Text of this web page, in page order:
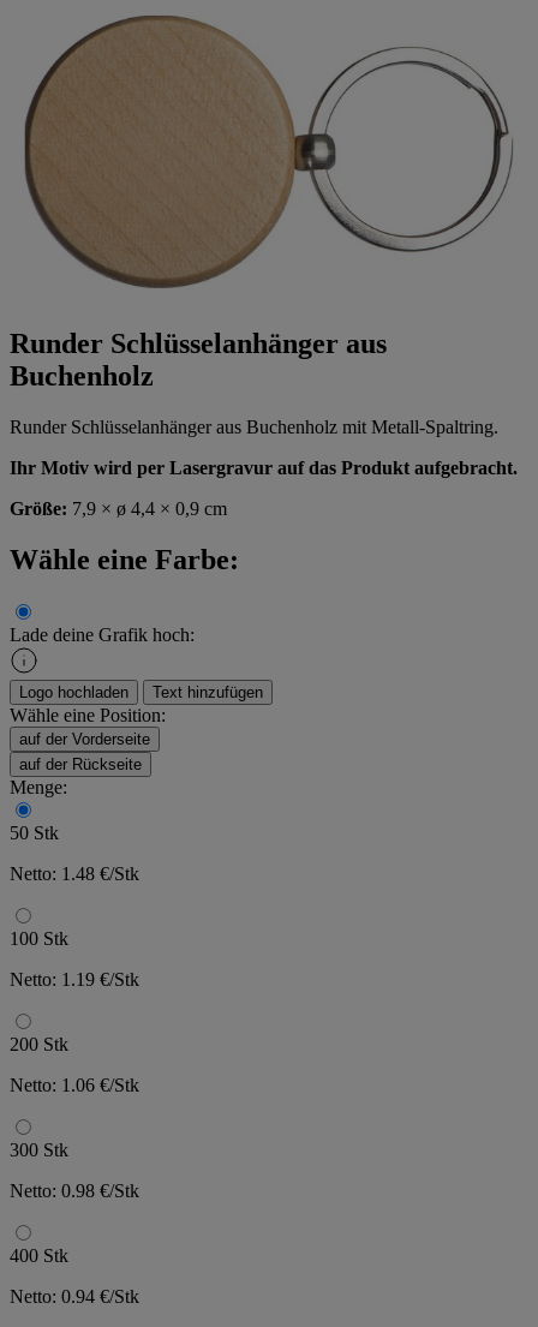
Runder Schlüsselanhänger aus
Buchenholz
Runder Schlüsselanhänger aus Buchenholz mit Metall-Spaltring.
Ihr Motiv wird per Lasergravur auf das Produkt aufgebracht.
Größe: 7,9 × ø 4,4 × 0,9 cm
Wähle eine Farbe:
Lade deine Grafik hoch:
Logo hochladen Text hinzufügen
Wähle eine Position:
auf der Vorderseite
auf der Rückseite
Menge:
50 Stk
Netto: 1.48 €/Stk
100 Stk
Netto: 1.19 €/Stk
200 Stk
Netto: 1.06 €/Stk
300 Stk
Netto: 0.98 €/Stk
400 Stk
Netto: 0.94 €/Stk